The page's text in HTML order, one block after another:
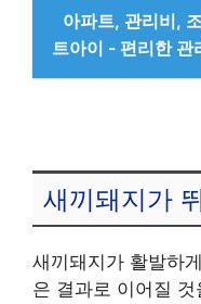
아파트, 관리비,
트아이 - 편리한 관
새끼돼지가
새끼돼지가 활발하
은 결과로 이어질